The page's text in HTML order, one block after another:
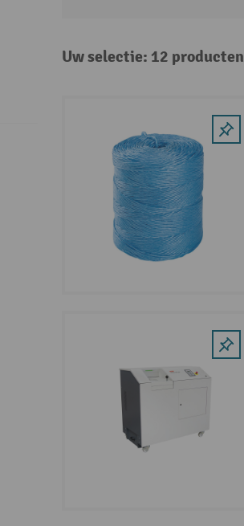
Uw selectie: 12 producten